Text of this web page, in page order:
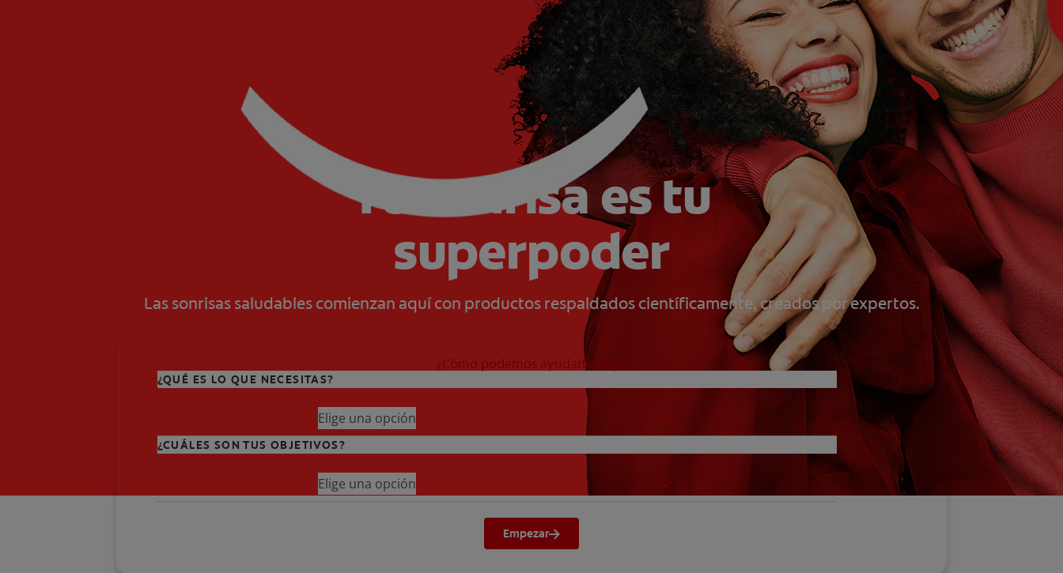
Tu sonrisa es tu
superpoder
Las sonrisas saludables comienzan aquí con productos respaldados científicamente, creados por expertos.
¿Cómo podemos ayudarte hoy?
¿QUÉ ES LO QUE NECESITAS?
Elige una opción
¿CUÁLES SON TUS OBJETIVOS?
Elige una opción
Empezar